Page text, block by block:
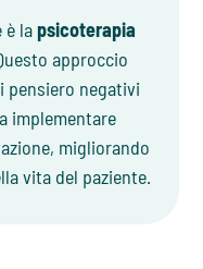
è lapsicoterapia
approccio
pensiero negativi
implementare
migliorando
vita del paziente.